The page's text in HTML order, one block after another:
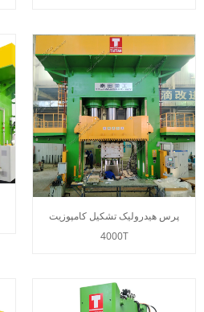
پرس هیدرولیک تشکیل کامپوزیت
4000T